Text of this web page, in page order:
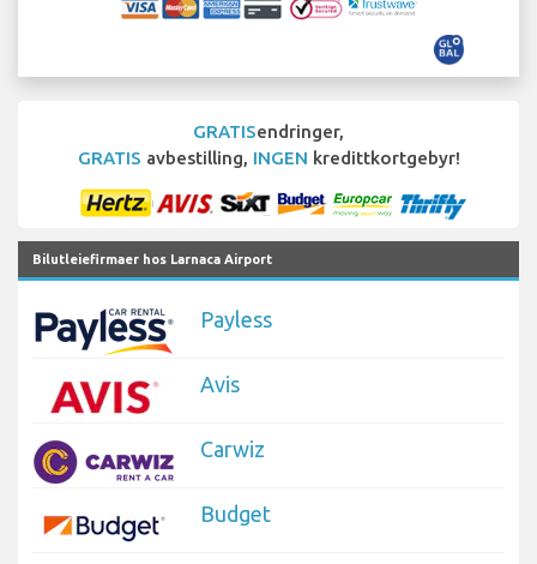
GRATISendringer,
GRATIS avbestilling, INGEN kredittkortgebyr!
Bilutleiefirmaer hos Larnaca Airport
Payless
Avis
Carwiz
Budget